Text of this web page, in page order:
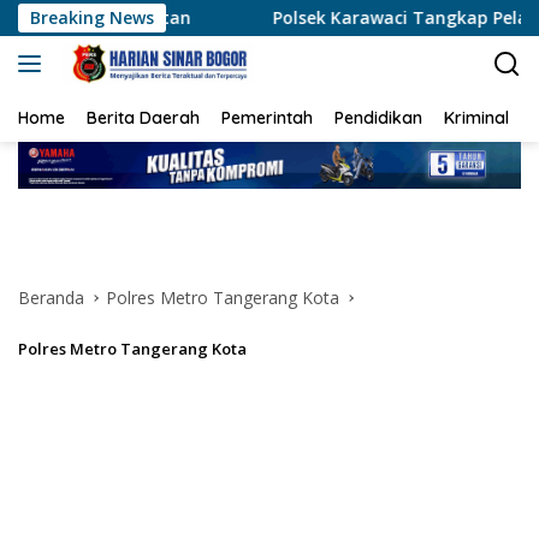
Langsung
ke
konten
Breaking NewsPolsek Karawaci Tangkap Pelaku Curanmor,
Home Berita Daerah Pemerintah Pendidikan Kriminal
Beranda Polres Metro Tangerang Kota
Polres Metro Tangerang Kota